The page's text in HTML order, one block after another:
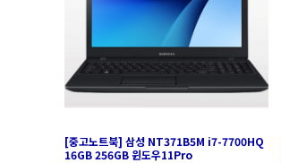
[중고노트북] 삼성 NT371B5M i7-7700HQ
16GB 256GB 윈도우11Pro